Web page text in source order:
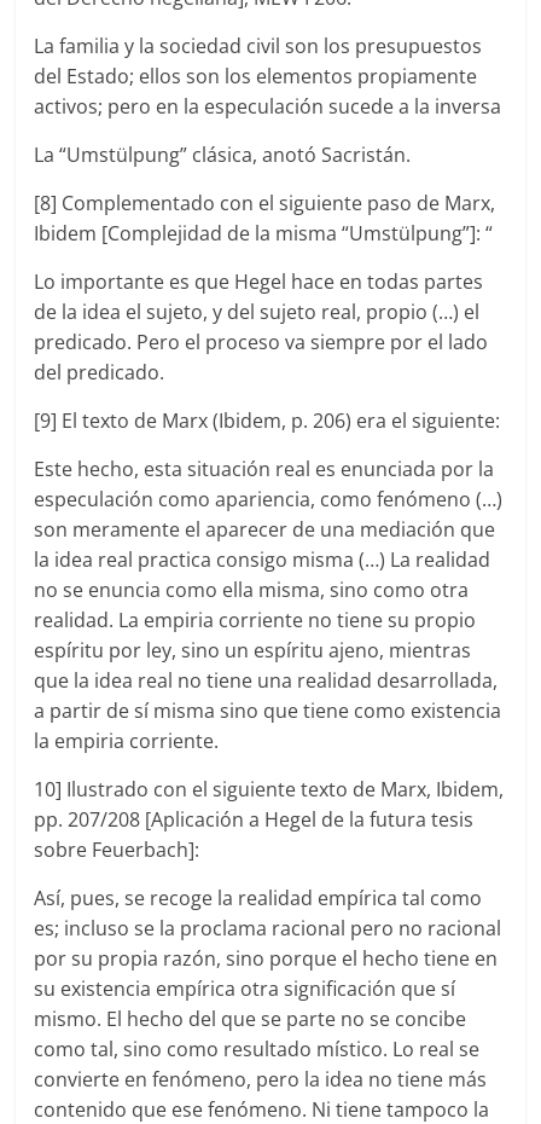
La familia y la sociedad civil son los presupuestos
del Estado; ellos son los elementos propiamente
activos; pero en la especulación sucede a la inversa
La “Umstülpung” clásica, anotó Sacristán.
[8] Complementado con el siguiente paso de Marx,
Ibidem [Complejidad de la misma “Umstülpung”]: “
Lo importante es que Hegel hace en todas partes
de la idea el sujeto, y del sujeto real, propio (…) el
predicado. Pero el proceso va siempre por el lado
del predicado.
[9] El texto de Marx (Ibidem, p. 206) era el siguiente:
Este hecho, esta situación real es enunciada por la
especulación como apariencia, como fenómeno (…)
son meramente el aparecer de una mediación que
la idea real practica consigo misma (…) La realidad
no se enuncia como ella misma, sino como otra
realidad. La empiria corriente no tiene su propio
espíritu por ley, sino un espíritu ajeno, mientras
que la idea real no tiene una realidad desarrollada,
a partir de sí misma sino que tiene como existencia
la empiria corriente.
10] Ilustrado con el siguiente texto de Marx, Ibidem,
pp. 207/208 [Aplicación a Hegel de la futura tesis
sobre Feuerbach]:
Así, pues, se recoge la realidad empírica tal como
es; incluso se la proclama racional pero no racional
por su propia razón, sino porque el hecho tiene en
su existencia empírica otra significación que sí
mismo. El hecho del que se parte no se concibe
como tal, sino como resultado místico. Lo real se
convierte en fenómeno, pero la idea no tiene más
contenido que ese fenómeno. Ni tiene tampoco la